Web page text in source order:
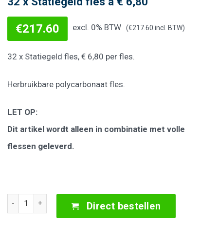
€217.60 excl. 0% BTW (€217.60 incl. BTW)
32 x Statiegeld fles, € 6,80 per fles.
Herbruikbare polycarbonaat fles.
LET OP:
Dit artikel wordt alleen in combinatie met volle
flessen geleverd.
32 x Statiegeld fles a € 6,80 aantal
Direct bestellen